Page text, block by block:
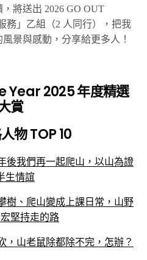
將送出 2026 GO OUT
務」乙組（2 人同行），把我
景與感動，分享給更多人！
Year 2025 年度精選
賞
物 TOP 10
後我們再一起爬山，以山為證
生情誼
樹、爬山變成上課日常，山野
堅持走的路
，山老鼠除都除不完，怎辦？